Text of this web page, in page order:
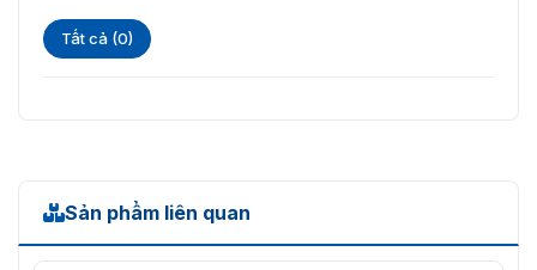
Tất cả (0)
Sản phẩm liên quan